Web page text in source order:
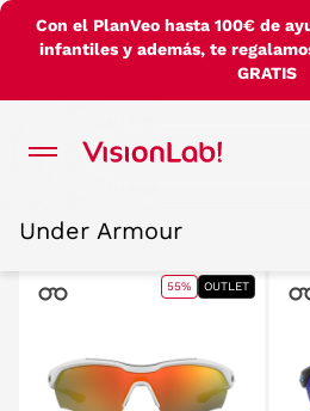
Con el PlanVeo hasta 100€ de
infantiles y además, te
GRATIS
Under Armour
Under Armour
55% OUTLET